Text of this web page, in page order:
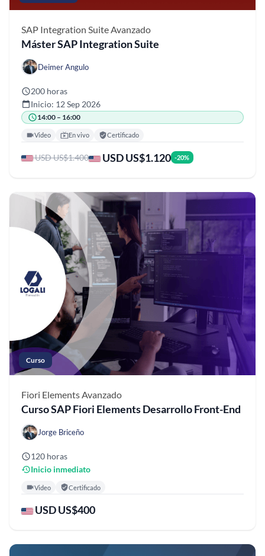
SAP Integration SuiteAvanzado
Máster SAP Integration Suite
Deimer Angulo
200 horas
Inicio: 12 Sep 2026
14:00 – 16:00
Video En vivo Certificado
USD US$1.400 USD US$1.120 -20%
Curso
Fiori ElementsAvanzado
Curso SAP Fiori Elements Desarrollo Front-End
Jorge Briceño
120 horas
Inicio inmediato
Video Certificado
USD US$400